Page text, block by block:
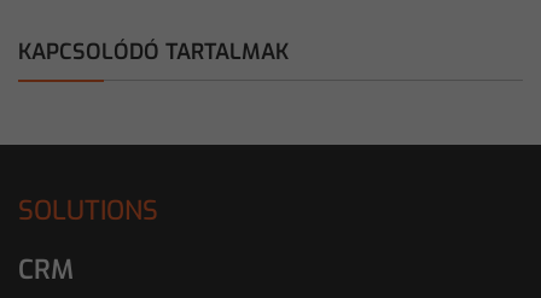
KAPCSOLÓDÓ TARTALMAK
SOLUTIONS
CRM